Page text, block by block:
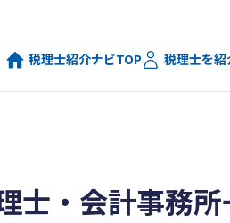
税理士紹介ナビTOP 税理士を紹
士・会計事務